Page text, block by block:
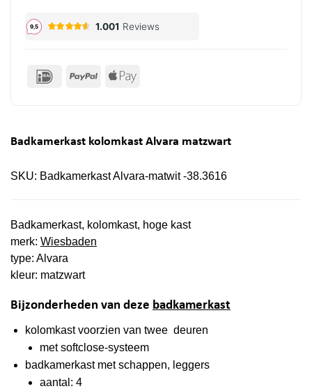
IDeal PayPal Apple
Badkamerkast kolomkast Alvara matzwart
SKU: Badkamerkast Alvara-matwit -38.3616
Badkamerkast, kolomkast, hoge kast
merk: Wiesbaden
type: Alvara
kleur: matzwart
Bijzonderheden van deze badkamerkast
kolomkast voorzien van twee deuren
met softclose-systeem
badkamerkast met schappen, leggers
aantal: 4